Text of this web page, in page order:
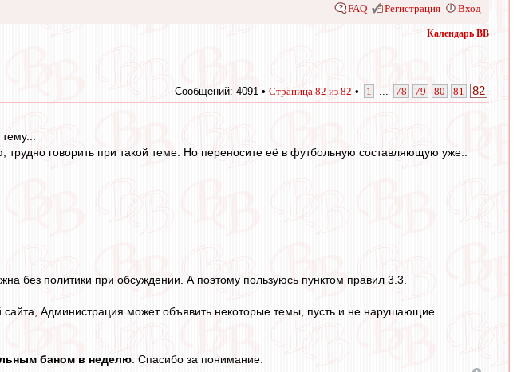
FAQ Регистрация Вход
Календарь ВВ
Сообщений: 4091 • Страница 82 из 82 • 1 78 79 80 81 82
говорить при такой теме. Но переносите её в футбольную составляющую уже..
без политики при обсуждении. А поэтому пользуюсь пунктом правил 3.3.
Администрация может объявить некоторые темы, пусть и не нарушающие
баном в неделю. Спасибо за понимание.